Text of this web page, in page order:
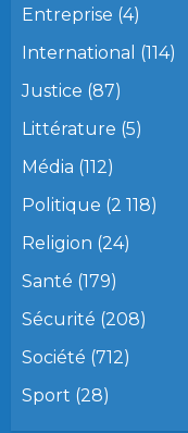
Entreprise (4)
International (114)
Justice (87)
Littérature (5)
Média (112)
Politique (2 118)
Religion (24)
Santé (179)
Sécurité (208)
Société (712)
Sport (28)